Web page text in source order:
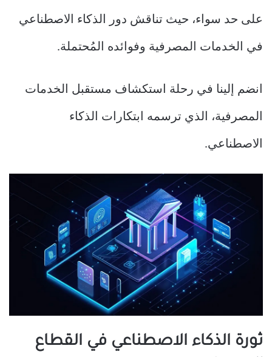
على حد سواء، حيث تناقش دور الذكاء الاصطناعي
في الخدمات المصرفية وفوائده المُحتملة.
انضم إلينا في رحلة استكشاف مستقبل الخدمات
المصرفية، الذي ترسمه ابتكارات الذكاء
الاصطناعي.
ثورة الذكاء الاصطناعي في القطاع